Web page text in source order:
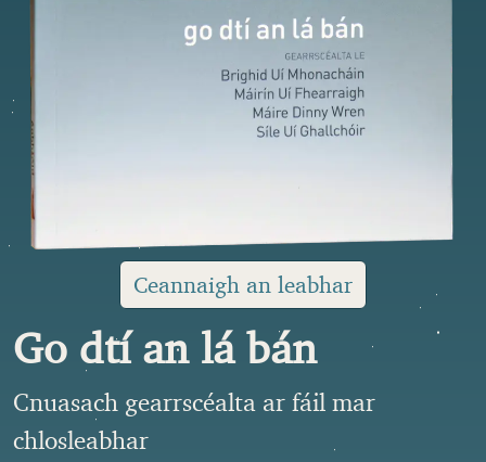
Ceannaigh an leabhar
Go dtí an lá bán
Cnuasach gearrscéalta ar fáil mar
chlosleabhar